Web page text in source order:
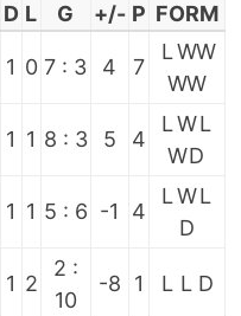
D L G +/- P FORM
1 0 7 : 3 4 7
LWW
WW
1 1 8 : 3 5 4
LWL
WD
1 1 5 : 6 -1 4
LWL
D
1 2
2 :
10
-8 1 L L D